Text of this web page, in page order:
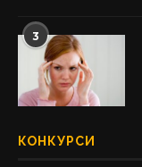
3
КОНКУРСИ